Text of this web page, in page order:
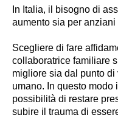
In Italia, il bisogno di
aumento sia per
Scegliere di fare
collaboratrice familiare
migliore sia dal punto
umano. In questo
possibilità di restare
subire il trauma di